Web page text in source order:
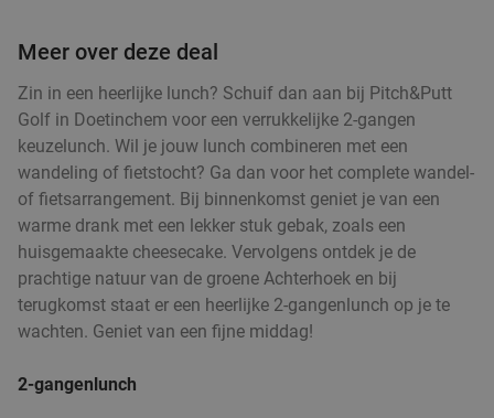
Meer over deze deal
Zin in een heerlijke lunch? Schuif dan aan bij Pitch&Putt
Golf in Doetinchem voor een verrukkelijke 2-gangen
keuzelunch. Wil je jouw lunch combineren met een
wandeling of fietstocht? Ga dan voor het complete wandel-
of fietsarrangement. Bij binnenkomst geniet je van een
warme drank met een lekker stuk gebak, zoals een
huisgemaakte cheesecake. Vervolgens ontdek je de
prachtige natuur van de groene Achterhoek en bij
terugkomst staat er een heerlijke 2-gangenlunch op je te
wachten. Geniet van een fijne middag!
2-gangenlunch